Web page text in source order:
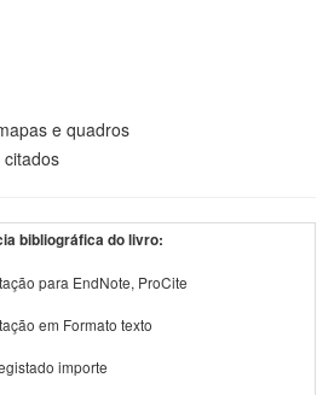
e quadros
bibliográfica do livro:
para EndNote, ProCite
em Formato texto
importe